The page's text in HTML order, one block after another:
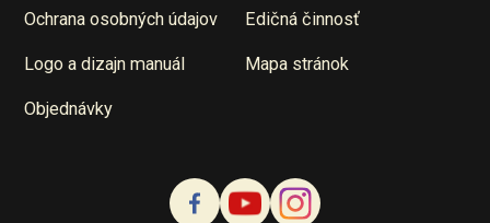
Ochrana osobných údajov Edičná činnosť
Logo a dizajn manuál Mapa stránok
Objednávky